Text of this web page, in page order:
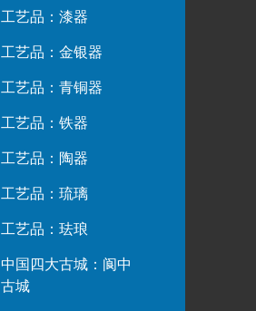
工艺品：漆器
工艺品：金银器
工艺品：青铜器
工艺品：铁器
工艺品：陶器
工艺品：琉璃
工艺品：珐琅
中国四大古城：阆中
古城